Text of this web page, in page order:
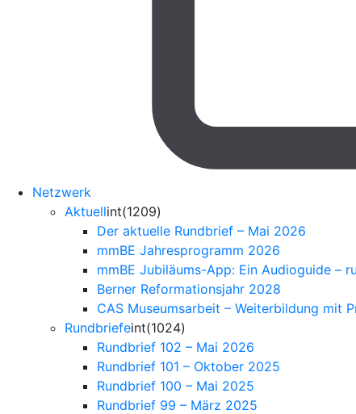
Netzwerk
Aktuellint(1209)
Der aktuelle Rundbrief – Mai 2026
mmBE Jahresprogramm 2026
mmBE Jubiläums-App: Ein Audioguide –
Berner Reformationsjahr 2028
CAS Museumsarbeit – Weiterbildung mit
Rundbriefeint(1024)
Rundbrief 102 – Mai 2026
Rundbrief 101 – Oktober 2025
Rundbrief 100 – Mai 2025
Rundbrief 99 – März 2025